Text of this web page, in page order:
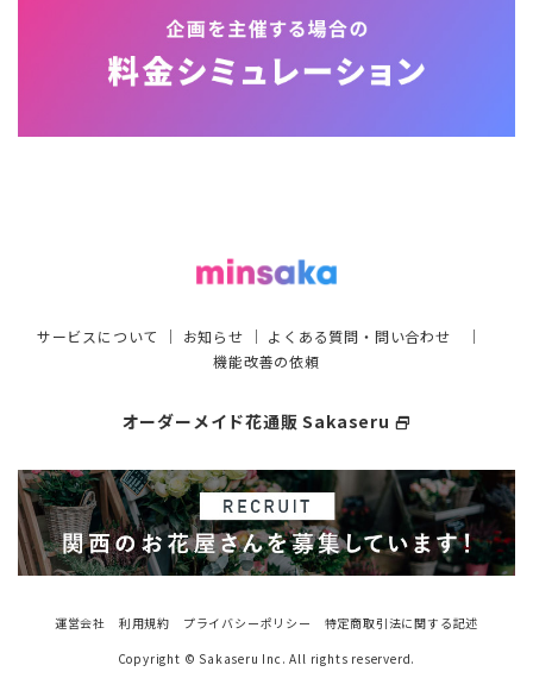
サービスについて ｜ お知らせ ｜ よくある質問・問い合わせ ｜
機能改善の依頼
オーダーメイド花通販 Sakaseru select_window
運営会社 利用規約 プライバシーポリシー
特定商取引法に関する記述
Copyright © Sakaseru Inc. All rights reserverd.